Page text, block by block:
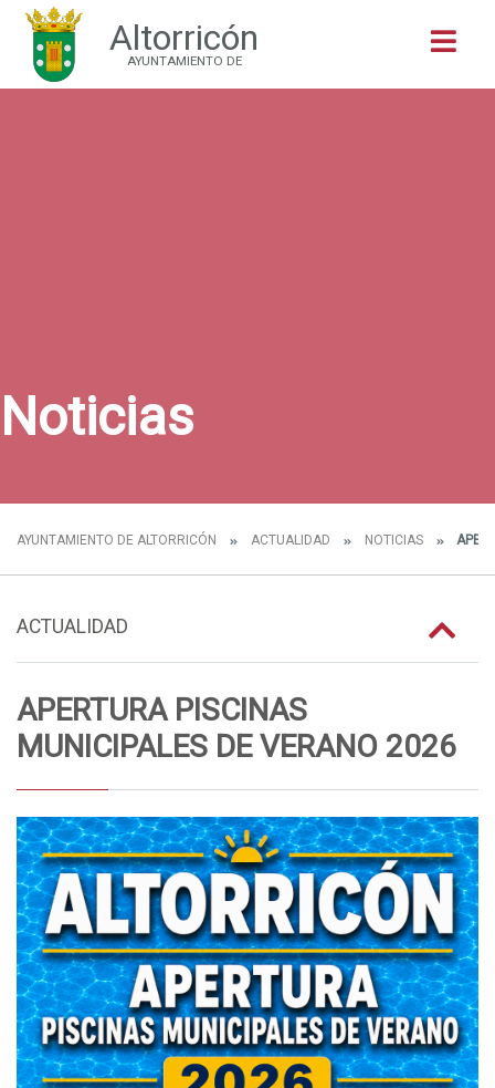
Altorricón
AYUNTAMIENTO DE
Noticias
AYUNTAMIENTO DE ALTORRICÓN ACTUALIDAD NOTICIAS
ACTUALIDAD
APERTURA PISCINAS
MUNICIPALES DE VERANO 2026